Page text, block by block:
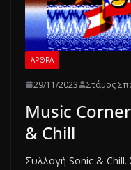
ΆΡΘΡΑ
29/11/2023 Στάμος
Music
& Chill
Συλλογή Sonic & Chill.